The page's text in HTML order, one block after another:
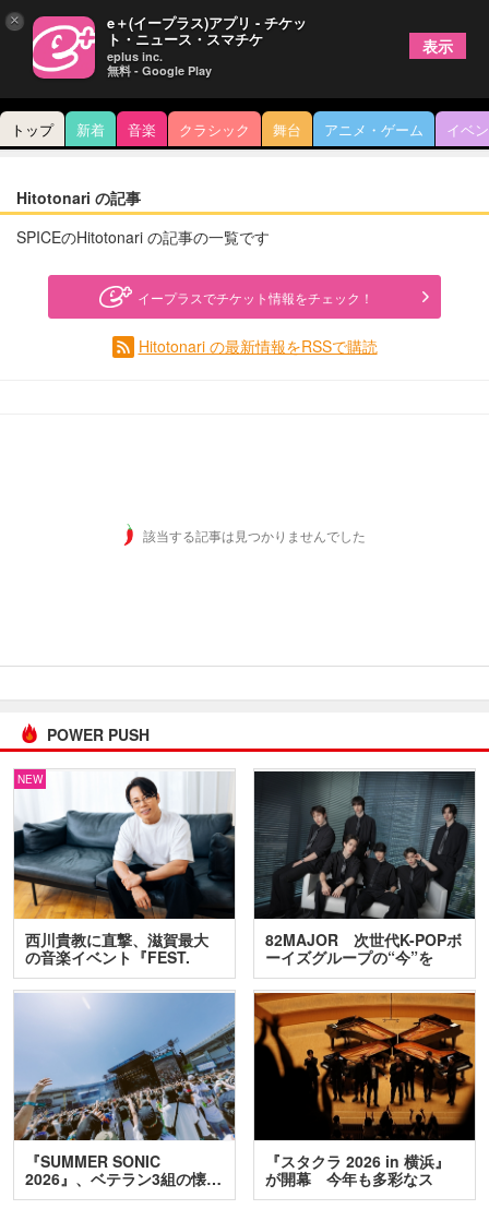
トップ 新着 音楽 クラシック 舞台 アニメ・ゲーム イベ
Hitotonari の記事
SPICEのHitotonari の記事の一覧です
イープラスでチケット情報をチェック！
Hitotonari の最新情報をRSSで購読
該当する記事は見つかりませんでした
POWER PUSH
NEW
西川貴教に直撃、滋賀最大
の音楽イベント『FEST.
INA…
82MAJOR 次世代K-POPボ
ーイズグループの“今”を
訊…
『SUMMER SONIC
2026』、ベテラン3組の懐…
『スタクラ 2026 in 横浜』
が開幕 今年も多彩なス
テ…
× e＋(イープラス)アプリ - チケッ
ト・ニュース・スマチケ
eplus inc.
無料 - Google Play
表示